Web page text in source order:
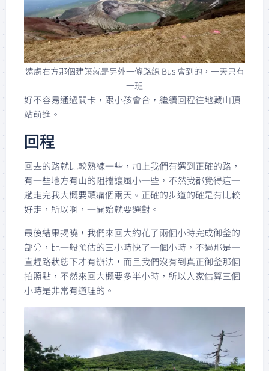
遠處右方那個建築就是另外一條路線 Bus 會到的，一天只有
一班
好不容易通過關卡，跟小孩會合，繼續回程往地藏山頂
站前進。
回程
回去的路就比較熟練一些，加上我們有選到正確的路，
有一些地方有山的阻擋讓風小一些，不然我都覺得這一
趟走完我大概要頭痛個兩天。正確的步道的確是有比較
好走，所以啊，一開始就要選對。
最後結果揭曉，我們來回大約花了兩個小時完成御釜的
部分，比一般預估的三小時快了一個小時，不過那是一
直趕路狀態下才有辦法，而且我們沒有到真正御釜那個
拍照點，不然來回大概要多半小時，所以人家估算三個
小時是非常有道理的。